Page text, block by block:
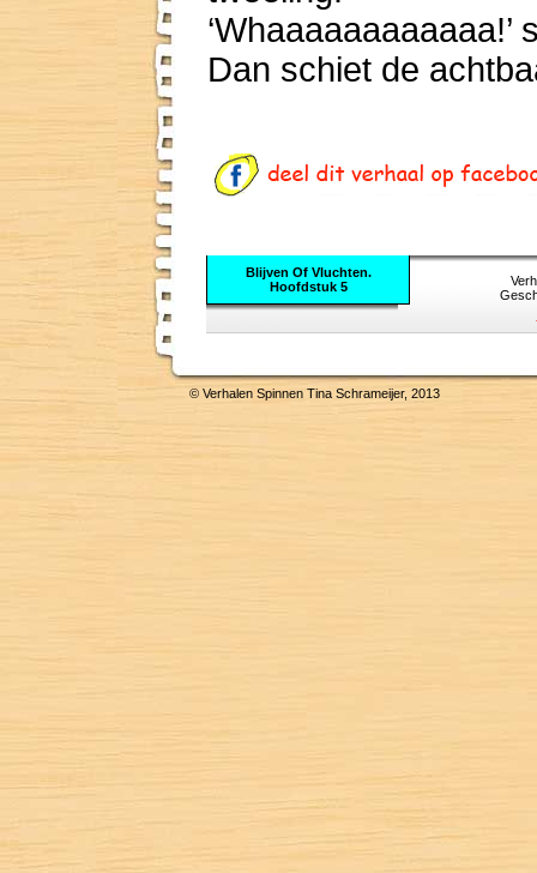
Dan schiet de
Blijven Of Vluchten.
Hoofdstuk 5
© Verhalen Spinnen Tina Schrameijer, 2013